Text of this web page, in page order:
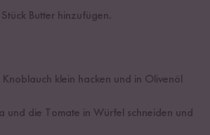
Butter hinzufügen.
klein hacken und in Olivenöl
und die Tomate in Würfel schneiden und